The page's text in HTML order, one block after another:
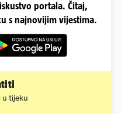
portala. Čitaj,
s najnovijim vijestima.
u tijeku